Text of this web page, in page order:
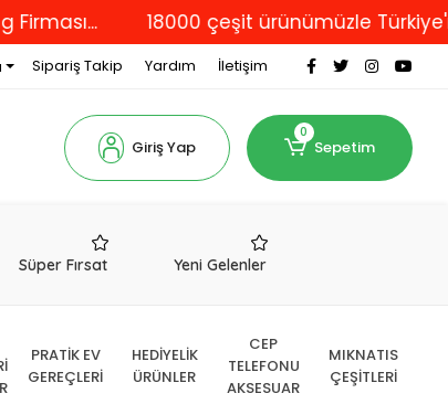
18000 çeşit ürünümüzle Türkiye'nin
Sipariş Takip Yardım İletişim
Giriş Yap
0
Sepetim
Süper Fırsat Yeni Gelenler
PRATİK EV
GEREÇLERİ
HEDİYELİK
ÜRÜNLER
CEP
TELEFONU
AKSESUAR
MIKNATIS
ÇEŞİTLERİ